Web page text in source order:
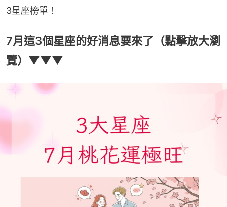
3星座榜單！
7月這3個星座的好消息要來了（點擊放大瀏
覽）▼▼▼